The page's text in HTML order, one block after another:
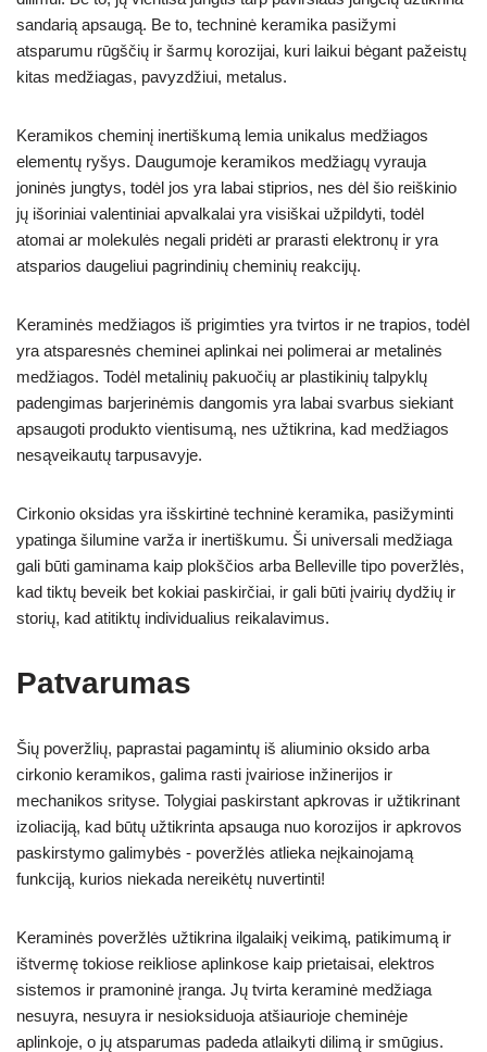
sandarią apsaugą. Be to, techninė keramika pasižymi
atsparumu rūgščių ir šarmų korozijai, kuri laikui bėgant pažeistų
kitas medžiagas, pavyzdžiui, metalus.
Keramikos cheminį inertiškumą lemia unikalus medžiagos
elementų ryšys. Daugumoje keramikos medžiagų vyrauja
joninės jungtys, todėl jos yra labai stiprios, nes dėl šio reiškinio
jų išoriniai valentiniai apvalkalai yra visiškai užpildyti, todėl
atomai ar molekulės negali pridėti ar prarasti elektronų ir yra
atsparios daugeliui pagrindinių cheminių reakcijų.
Keraminės medžiagos iš prigimties yra tvirtos ir ne trapios, todėl
yra atsparesnės cheminei aplinkai nei polimerai ar metalinės
medžiagos. Todėl metalinių pakuočių ar plastikinių talpyklų
padengimas barjerinėmis dangomis yra labai svarbus siekiant
apsaugoti produkto vientisumą, nes užtikrina, kad medžiagos
nesąveikautų tarpusavyje.
Cirkonio oksidas yra išskirtinė techninė keramika, pasižyminti
ypatinga šilumine varža ir inertiškumu. Ši universali medžiaga
gali būti gaminama kaip plokščios arba Belleville tipo poveržlės,
kad tiktų beveik bet kokiai paskirčiai, ir gali būti įvairių dydžių ir
storių, kad atitiktų individualius reikalavimus.
Patvarumas
Šių poveržlių, paprastai pagamintų iš aliuminio oksido arba
cirkonio keramikos, galima rasti įvairiose inžinerijos ir
mechanikos srityse. Tolygiai paskirstant apkrovas ir užtikrinant
izoliaciją, kad būtų užtikrinta apsauga nuo korozijos ir apkrovos
paskirstymo galimybės - poveržlės atlieka neįkainojamą
funkciją, kurios niekada nereikėtų nuvertinti!
Keraminės poveržlės užtikrina ilgalaikį veikimą, patikimumą ir
ištvermę tokiose reikliose aplinkose kaip prietaisai, elektros
sistemos ir pramoninė įranga. Jų tvirta keraminė medžiaga
nesuyra, nesuyra ir nesioksiduoja atšiaurioje cheminėje
aplinkoje, o jų atsparumas padeda atlaikyti dilimą ir smūgius.